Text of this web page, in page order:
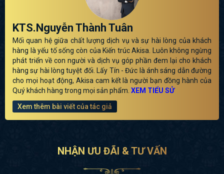
KTS.Nguyễn Thành Tuân
Mối quan hệ giữa chất lượng dịch vụ và sự hài lòng của khách
hàng là yếu tố sống còn của Kiến trúc Akisa. Luôn không ngừng
phát triển về con người và dịch vụ góp phần đem lại cho khách
hàng sự hài lòng tuyệt đối. Lấy Tín - Đức là ánh sáng dẫn đường
cho mọi hoạt động, Akisa cam kết là người bạn đồng hành của
Quý khách hàng trong mọi sản phẩm. XEM TIỂU SỬ
Xem thêm bài viết của tác giả
NHẬN ƯU ĐÃI & TƯ VẤN